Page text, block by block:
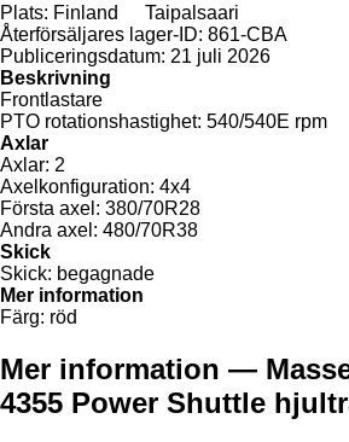
Plats: Finland
Taipalsaari
Återförsäljares lager-ID: 861-CBA
Publiceringsdatum: 21 juli 2026
Beskrivning
Frontlastare
PTO rotationshastighet: 540/540E rpm
Axlar
Axlar: 2
Axelkonfiguration: 4x4
Första axel: 380/70R28
Andra axel: 480/70R38
Skick
Skick: begagnade
Mer information
Färg: röd
Mer information —
4355 Power Shuttle